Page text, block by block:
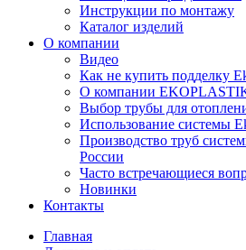
Инструкции по монтажу
Каталог изделий
О компании
Видео
Как не купить подделку
О компании
Выбор трубы для
Использование системы
Производство труб
России
Часто встречающиеся
Новинки
Контакты
Главная